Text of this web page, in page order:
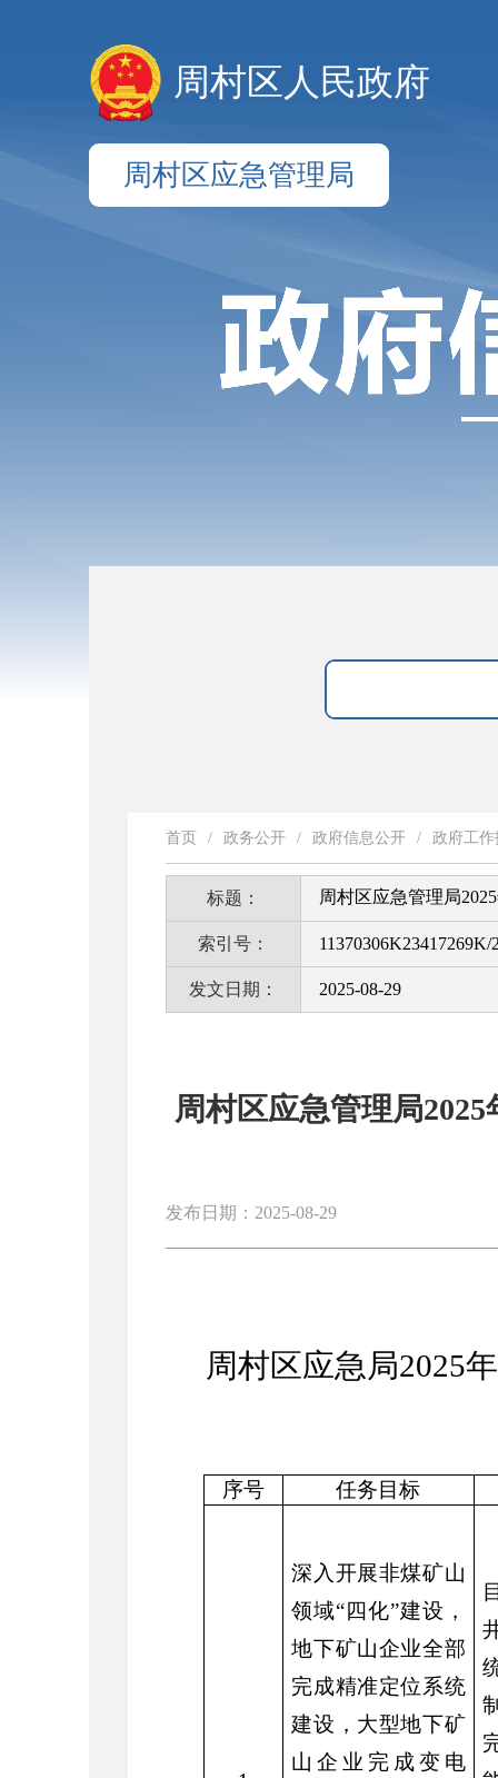
周村区人民政府
周村区应急管理局
首页 / 政务公开 / 政府信息公开 / 政府工
标题： 周村区应急管理局
索引号： 11370306K23417269K/
发文日期： 2025-08-29
周村区应急管理局
发布日期：2025-08-29
周村区应急局2025
序号 任务目标
深入开展非煤矿山
领域“四化”建设，
地下矿山企业全部
完成精准定位系统
建设，大型地下矿
山企业完成变电